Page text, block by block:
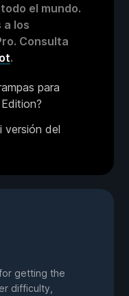
el mundo.
a los
Consulta
.
para
versión del
getting the
difficulty,